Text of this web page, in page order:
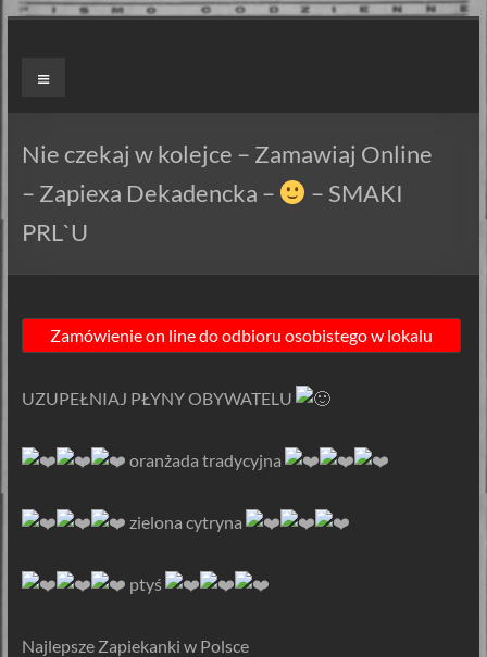
Skip
ZAPIEXY
–
SMAK
PRL`U
Jedyne
Są
Zapiekanki
są
Menu
Nie czekaj w kolejce – Zamawiaj Online
– Zapiexa Dekadencka –
– SMAKI
PRL`U
UZUPEŁNIAJ PŁYNY OBYWATELU
️ oranżada tradycyjna
️ zielona cytryna
ptyś
️Najlepsze Zapiekanki w Polsce